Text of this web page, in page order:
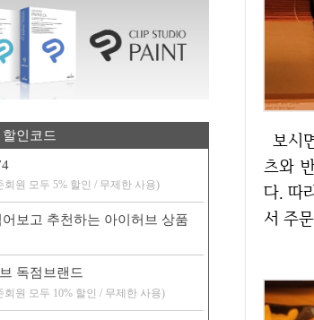
보시면 아시겠지만 세트 메뉴인데 만원도 안 되는 메뉴들이 꽤 있죠? 저는 돈코츠를 좋아하기에 돈코
츠와
다. 따
서 주
인코드
회원 모두 5% 할인 / 무제한 사용)
어보고 추천하는 아이허브 상품
독점브랜드
원 모두 10% 할인 / 무제한 사용)